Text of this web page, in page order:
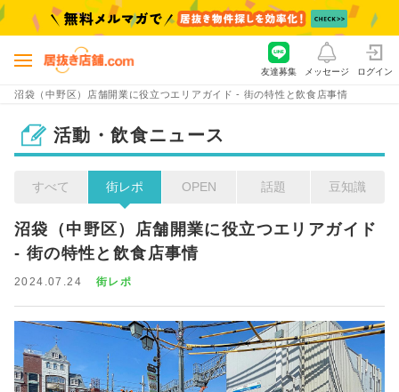
沼袋（中野区）店舗開業に役立つエリアガイド - 街の特性と飲食店事情
友達募集 メッセージ ログイン
活動・飲食ニュース
すべて 街レポ OPEN 話題 豆知識
沼袋（中野区）店舗開業に役立つエリアガイド
- 街の特性と飲食店事情
2024.07.24 街レポ